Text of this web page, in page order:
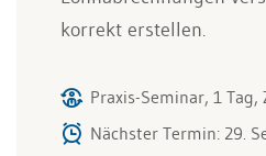
korrekt erstellen.
Praxis-Seminar, 1 Tag,
Nächster Termin: 29.